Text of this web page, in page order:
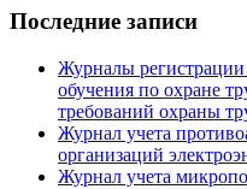
нашего
Последние записи
Журналы
обучения по охране
требований охраны
Журнал учета
организаций
Журнал учета